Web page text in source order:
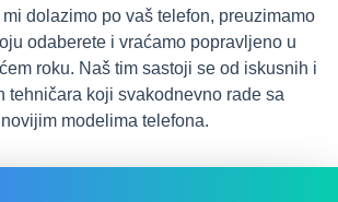
dolazimo po vaš telefon, preuzimamo
odaberete i vraćamo popravljeno u
roku. Naš tim sastoji se od iskusnih i
tehničara koji svakodnevno rade sa
modelima telefona.